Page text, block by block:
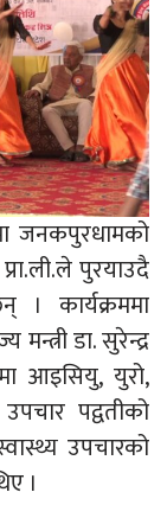
जनकपुरधामको
पुरयाउदै
कार्यक्रममा
डा. सुरेन्द्र
आइसियु, युरो,
पद्वतीको
उपचारको
।